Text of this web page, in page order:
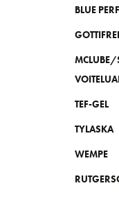
BLUE
MCLUBE/
TEF-GEL
TYLASKA
WEMPE